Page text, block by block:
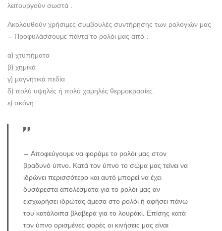
λειτουργούν σωστά .
Ακολουθούν χρήσιμες συμβουλές συντήρησης των ρολογιών μας
– Προφυλάσσουμε πάντα το ρολόι μας από :
α) χτυπήματα
β) χημικά
γ) μαγνητικά πεδία
δ) πολύ υψηλές ή πολύ χαμηλές θερμοκρασίες
ε) σκόνη
– Αποφεύγουμε να φοράμε το ρολόι μας στον
βραδυνό ύπνο. Κατά τον ύπνο το σώμα μας τείνει να
ιδρώνει περισσότερο και αυτό μπορεί να έχει
δυσάρεστα απολέσματα για το ρολόι μας αν
εισχωρήσει ιδρώτας άμεσα στο ρολόι ή αφήσει πάνω
του κατάλοιπα βλαβερά για το λουράκι. Επίσης κατά
τον ύπνο ορισμένες φορές οι κινήσεις μας είναι